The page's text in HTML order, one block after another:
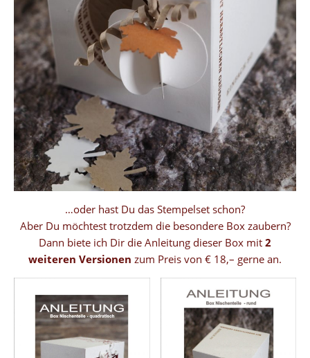
…oder hast Du das Stempelset schon?
Aber Du möchtest trotzdem die besondere Box zaubern?
Dann biete ich Dir die Anleitung dieser Box mit 2
weiteren Versionen zum Preis von € 18,– gerne an.